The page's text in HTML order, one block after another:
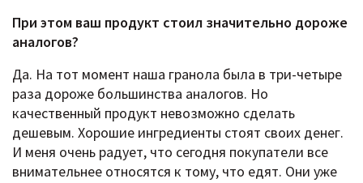
При этом ваш продукт стоил значительно дороже
аналогов?
Да. На тот момент наша гранола была в три-четыре
раза дороже большинства аналогов. Но
качественный продукт невозможно сделать
дешевым. Хорошие ингредиенты стоят своих денег.
И меня очень радует, что сегодня покупатели все
внимательнее относятся к тому, что едят. Они уже